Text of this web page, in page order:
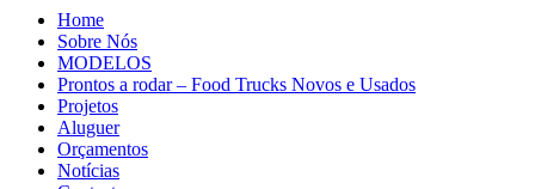
Home
Sobre Nós
MODELOS
Prontos a rodar – Food Trucks Novos e Usados
Projetos
Aluguer
Orçamentos
Notícias